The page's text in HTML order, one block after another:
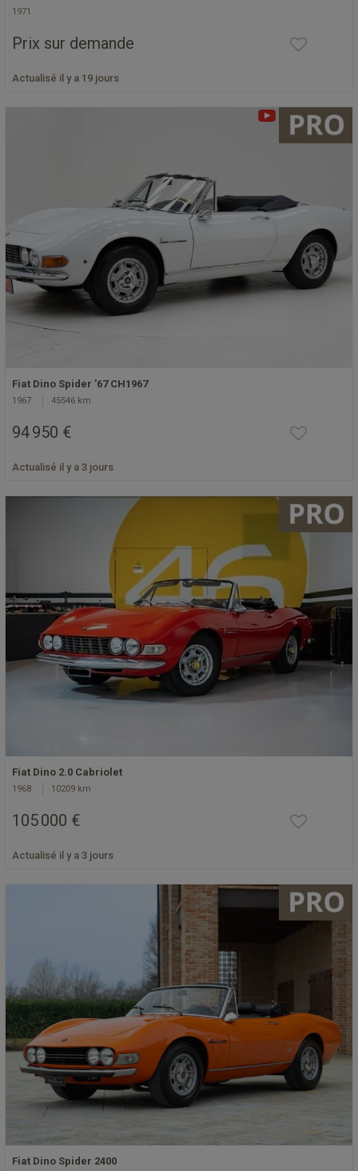
1971
Prix sur demande
Actualisé il y a 19 jours
Fiat Dino Spider '67 CH1967
1967 45546 km
94 950 €
Actualisé il y a 3 jours
Fiat Dino 2.0 Cabriolet
1968 10209 km
105 000 €
Actualisé il y a 3 jours
Fiat Dino Spider 2400